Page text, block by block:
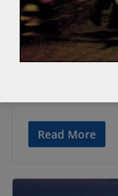
Ukraine: une
devenir
Après la chute
Read More